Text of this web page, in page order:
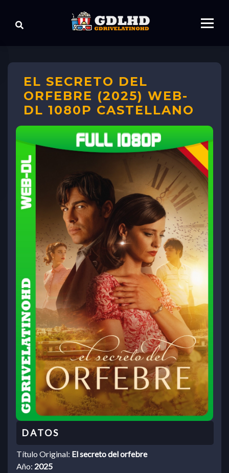
EL SECRETO DEL
ORFEBRE (2025) WEB-
DL 1080P CASTELLANO
Título Original: El secreto del orfebre
Año: 2025